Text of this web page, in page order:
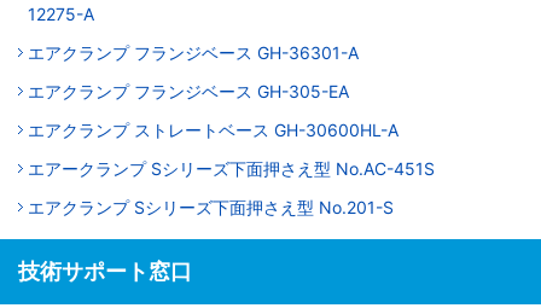
12275-A
エアクランプ フランジベース GH-36301-A
エアクランプ フランジベース GH-305-EA
エアクランプ ストレートベース GH-30600HL-A
エアークランプ Sシリーズ下面押さえ型 No.AC-451S
エアクランプ Sシリーズ下面押さえ型 No.201-S
技術サポート窓口